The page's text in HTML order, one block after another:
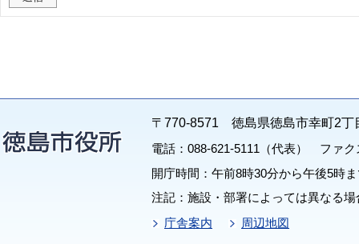
〒770-8571 徳島県徳島市幸町2丁
電話：088-621-5111（代表） ファク
開庁時間：午前8時30分から午後5時
注記：施設・部署によっては異なる
庁舎案内
周辺地図